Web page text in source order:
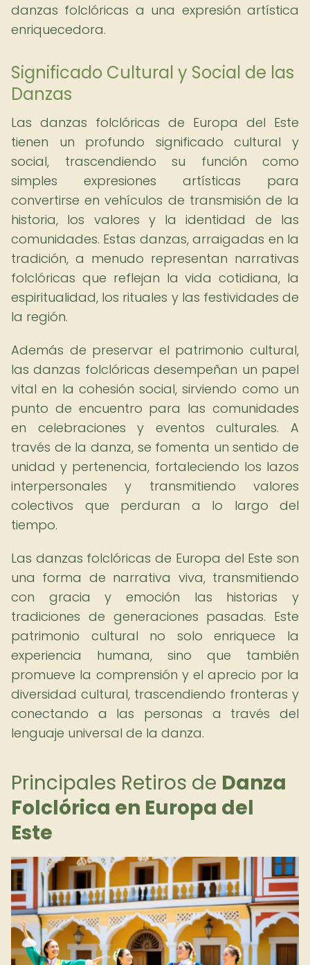
danzas folclóricas a una expresión artística
enriquecedora.
Significado Cultural y Social de las
Danzas
Las danzas folclóricas de Europa del Este
tienen un profundo significado cultural y
social, trascendiendo su función como
simples expresiones artísticas para
convertirse en vehículos de transmisión de la
historia, los valores y la identidad de las
comunidades. Estas danzas, arraigadas en la
tradición, a menudo representan narrativas
folclóricas que reflejan la vida cotidiana, la
espiritualidad, los rituales y las festividades de
la región.
Además de preservar el patrimonio cultural,
las danzas folclóricas desempeñan un papel
vital en la cohesión social, sirviendo como un
punto de encuentro para las comunidades
en celebraciones y eventos culturales. A
través de la danza, se fomenta un sentido de
unidad y pertenencia, fortaleciendo los lazos
interpersonales y transmitiendo valores
colectivos que perduran a lo largo del
tiempo.
Las danzas folclóricas de Europa del Este son
una forma de narrativa viva, transmitiendo
con gracia y emoción las historias y
tradiciones de generaciones pasadas. Este
patrimonio cultural no solo enriquece la
experiencia humana, sino que también
promueve la comprensión y el aprecio por la
diversidad cultural, trascendiendo fronteras y
conectando a las personas a través del
lenguaje universal de la danza.
Principales Retiros de Danza
Folclórica en Europa del
Este